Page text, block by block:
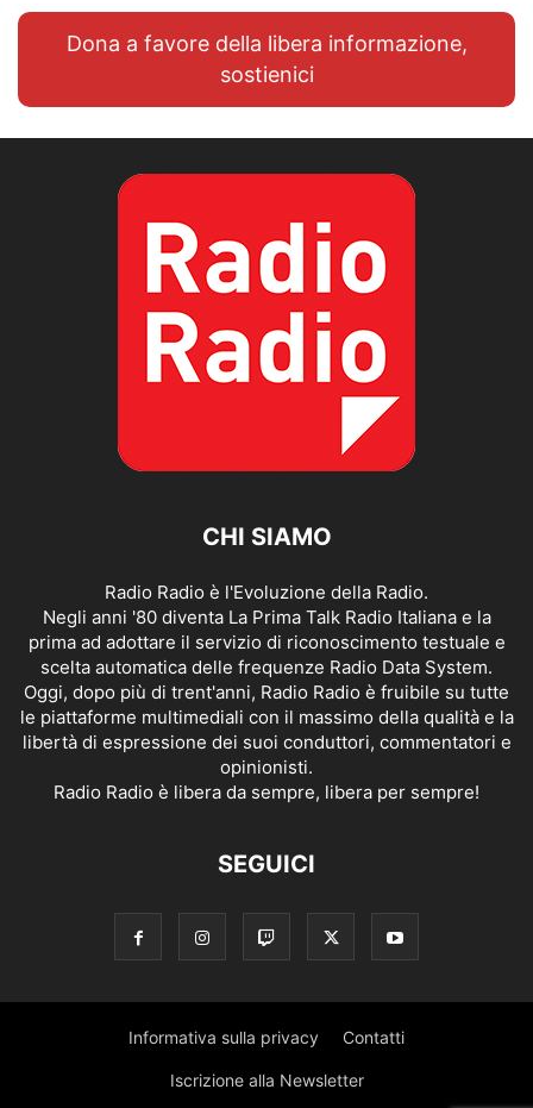
Dona a favore della libera informazione,
sostienici
CHI SIAMO
Radio Radio è l'Evoluzione della Radio.
Negli anni '80 diventa La Prima Talk Radio Italiana e la
prima ad adottare il servizio di riconoscimento testuale e
scelta automatica delle frequenze Radio Data System.
Oggi, dopo più di trent'anni, Radio Radio è fruibile su tutte
le piattaforme multimediali con il massimo della qualità e la
libertà di espressione dei suoi conduttori, commentatori e
opinionisti.
Radio Radio è libera da sempre, libera per sempre!
SEGUICI
Informativa sulla privacy Contatti
Iscrizione alla Newsletter